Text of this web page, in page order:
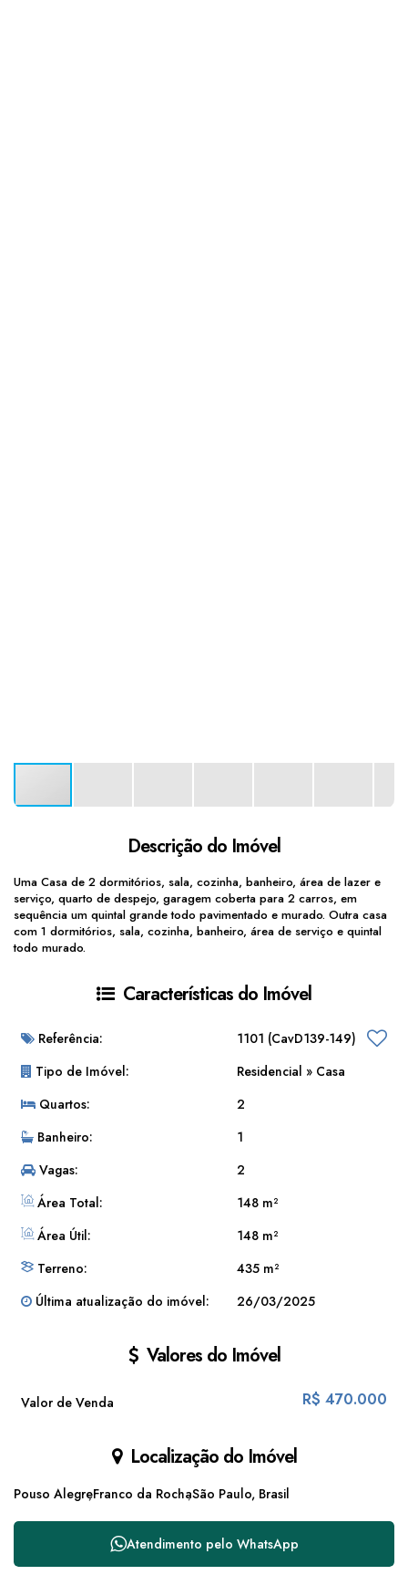
Descrição do Imóvel
Uma Casa de 2 dormitórios, sala, cozinha, banheiro, área de lazer e
serviço, quarto de despejo, garagem coberta para 2 carros, em
sequência um quintal grande todo pavimentado e murado. Outra casa
com 1 dormitórios, sala, cozinha, banheiro, área de serviço e quintal
todo murado.
Características do Imóvel
Referência: 1101 (CavD139-149)
Tipo de Imóvel:
Residencial » Casa
Quartos:
2
Banheiro:
1
Vagas:
2
Área Total:
148 m²
Área Útil:
148 m²
Terreno:
435 m²
Última atualização do imóvel:
26/03/2025
Valores do Imóvel
R$ 470.000
Valor de Venda
Localização do Imóvel
Pouso AlegreFranco da RochaSão Paulo, Brasil
Atendimento pelo WhatsApp